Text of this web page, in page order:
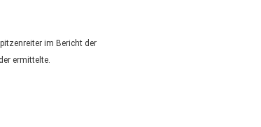
im Bericht der
ermittelte.